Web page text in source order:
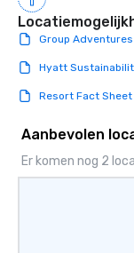
Group
Hyatt
Resort Fact Sheet
Aanbevolen
Er komen nog 2